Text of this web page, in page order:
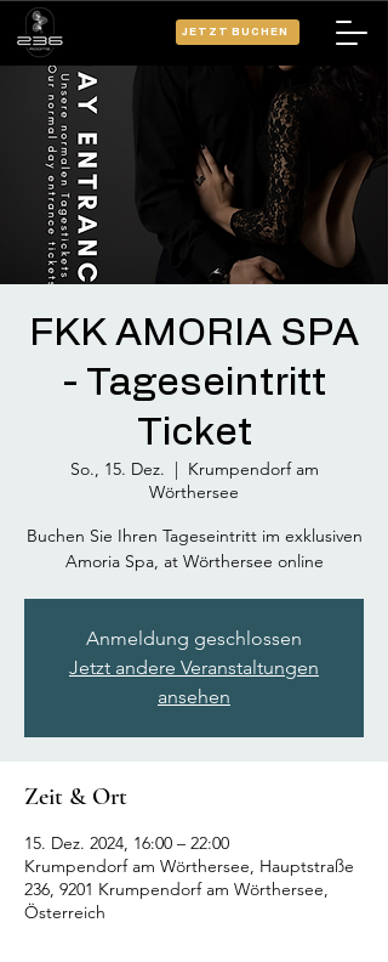
JETZT BUCHEN
FKK AMORIA SPA
- Tageseintritt
Ticket
So., 15. Dez.
  |
Krumpendorf am
Wörthersee
Buchen Sie Ihren Tageseintritt im exklusiven
Amoria Spa, at Wörthersee online
Anmeldung geschlossen
Jetzt andere Veranstaltungen
ansehen
Zeit & Ort
15. Dez. 2024, 16:00 – 22:00
Krumpendorf am Wörthersee, Hauptstraße
236, 9201 Krumpendorf am Wörthersee,
Österreich